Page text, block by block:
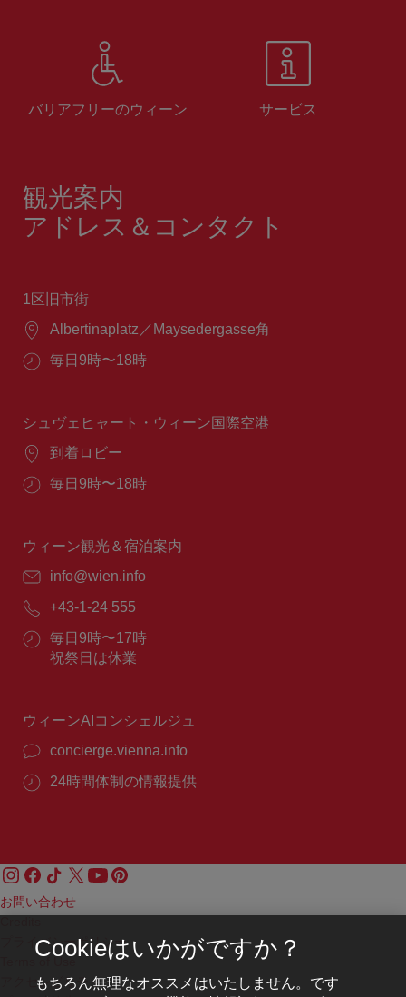
バリアフリーのウィーン サービス
観光案内
アドレス＆コンタクト
1区旧市街
場
所：
Albertinaplatz／Maysedergasse角
営
間：
毎日9時〜18時
シュヴェヒャート・ウィーン国際空港
場
所：
到着ロビー
営
間：
毎日9時〜18時
ウィーン観光＆宿泊案内
E
ー
ル：
info@wien.info
電
話
番
号：
+43-1-24 555
営
業
毎日9時〜17時
祝祭日は休業
ウィーンAIコンシェルジュ
concierge.vienna.info
24時間体制の情報提供
お問い合わせ
プライバシーポリシー
アクセシビリティ
Cookieはいかがですか？
もちろん無理なオススメはいたしません。です